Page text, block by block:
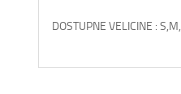
DOSTUPNE VELICINE :